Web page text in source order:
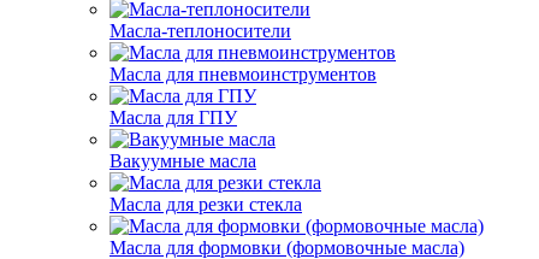
Масла-теплоносители
Масла для пневмоинструментов
Масла для ГПУ
Вакуумные масла
Масла для резки стекла
Масла для формовки (формовочные масла)